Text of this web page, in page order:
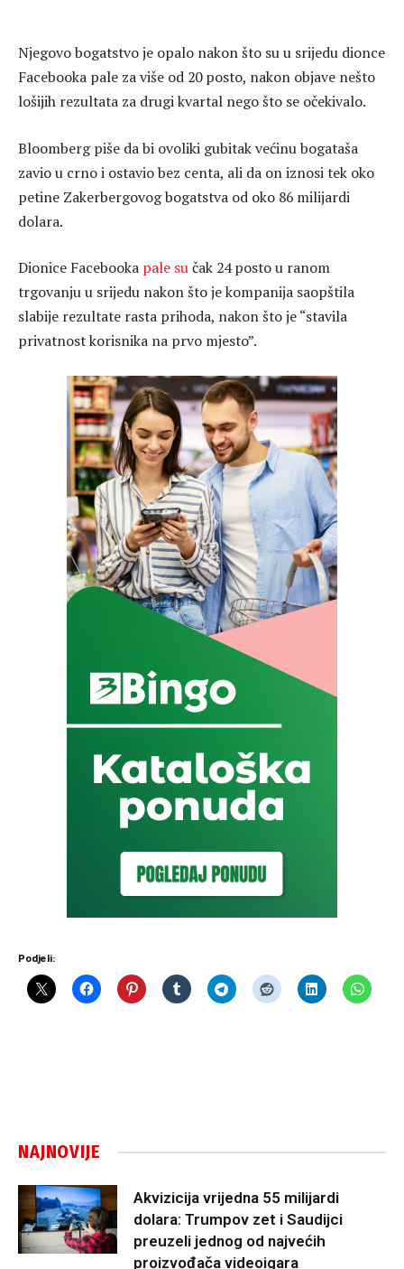
Njegovo bogatstvo je opalo nakon što su u srijedu dionce
Facebooka pale za više od 20 posto, nakon objave nešto
lošijih rezultata za drugi kvartal nego što se očekivalo.
Bloomberg piše da bi ovoliki gubitak većinu bogataša
zavio u crno i ostavio bez centa, ali da on iznosi tek oko
petine Zakerbergovog bogatstva od oko 86 milijardi
dolara.
Dionice Facebooka pale sučak 24 posto u ranom
trgovanju u srijedu nakon što je kompanija saopštila
slabije rezultate rasta prihoda, nakon što je “stavila
privatnost korisnika na prvo mjesto”.
Podjeli:
NAJNOVIJE
Akvizicija vrijedna 55 milijardi
dolara: Trumpov zet i Saudijci
preuzeli jednog od najvećih
proizvođača videoigara